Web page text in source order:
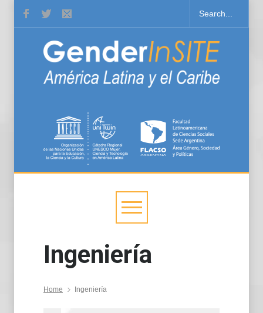
Ingeniería
Home Ingeniería